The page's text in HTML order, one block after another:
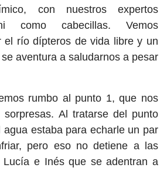
con nuestros expertos
como cabecillas. Vemos
el río dípteros de vida libre y un
aventura a saludarnos a pesar
rumbo al punto 1, que nos
Al tratarse del punto
estaba para echarle un par
pero eso no detiene a las
Lucía e Inés que se adentran a